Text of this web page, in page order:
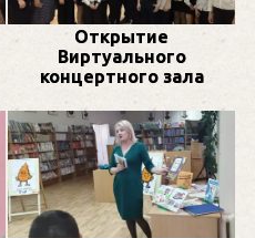
Открытие
Виртуального
концертного зала